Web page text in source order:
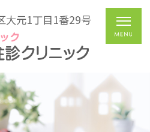
大元1丁目1番29号